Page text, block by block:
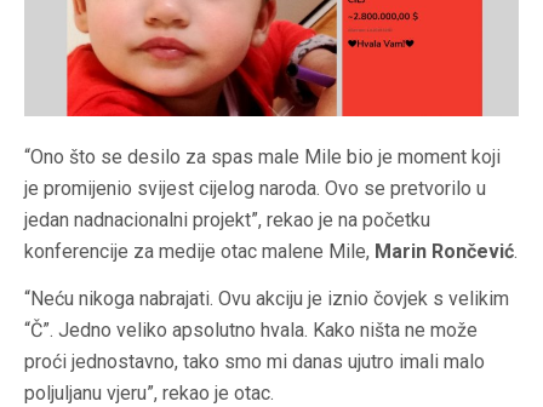
“Ono što se desilo za spas male Mile bio je moment koji
je promijenio svijest cijelog naroda. Ovo se pretvorilo u
jedan nadnacionalni projekt”, rekao je na početku
konferencije za medije otac malene Mile, Marin Rončević.
“Neću nikoga nabrajati. Ovu akciju je iznio čovjek s velikim
“Č”. Jedno veliko apsolutno hvala. Kako ništa ne može
proći jednostavno, tako smo mi danas ujutro imali malo
poljuljanu vjeru”, rekao je otac.